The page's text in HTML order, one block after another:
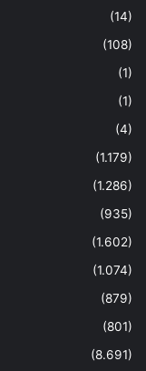
(14)
(108)
(1)
(1)
(4)
(1.179)
(1.286)
(935)
(1.602)
(1.074)
(879)
(801)
(8.691)